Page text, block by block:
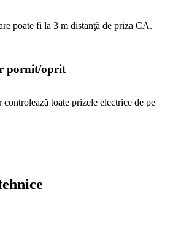
poate fi la 3 m distanţă de priza CA.
pornit/oprit
controlează toate prizele electrice de pe